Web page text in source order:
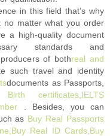
in this field that’s why
no matter what you order
a high-quality document
standards and
of bothreal and
such travel and identity
documents as Passports,
Birth certificates,IELTS
. Besides, you can
as Buy Real Passports
Real ID Cards,Buy